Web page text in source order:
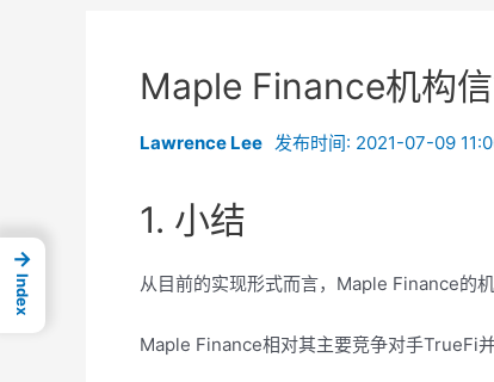
Maple Finance机构
Lawrence Lee 发布时间: 2021-07-09
1. 小结
从目前的实现形式而言，Maple Finance的机
Maple Finance相对其主要竞争对手TrueFi
→
Index